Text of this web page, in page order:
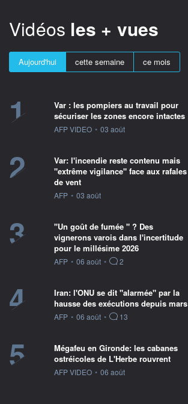
Vidéos les + vues
Aujourd'hui cette semaine ce mois
1
Var : les pompiers au travail pour
sécuriser les zones encore intactes
information fournie par
AFP VIDEO • 03 août
2
Var: l'incendie reste contenu mais
"extrême vigilance" face aux rafales
de vent
information fournie par
AFP • 03 août
3
"Un goût de fumée " ? Des
vignerons varois dans l'incertitude
pour le millésime 2026
information fournie par
AFP • 06 août • 2
4
Iran: l'ONU se dit "alarmée" par la
hausse des exécutions depuis mars
information fournie par
AFP • 06 août • 13
5
Mégafeu en Gironde: les cabanes
ostréicoles de L'Herbe rouvrent
information fournie par
AFP VIDEO • 06 août